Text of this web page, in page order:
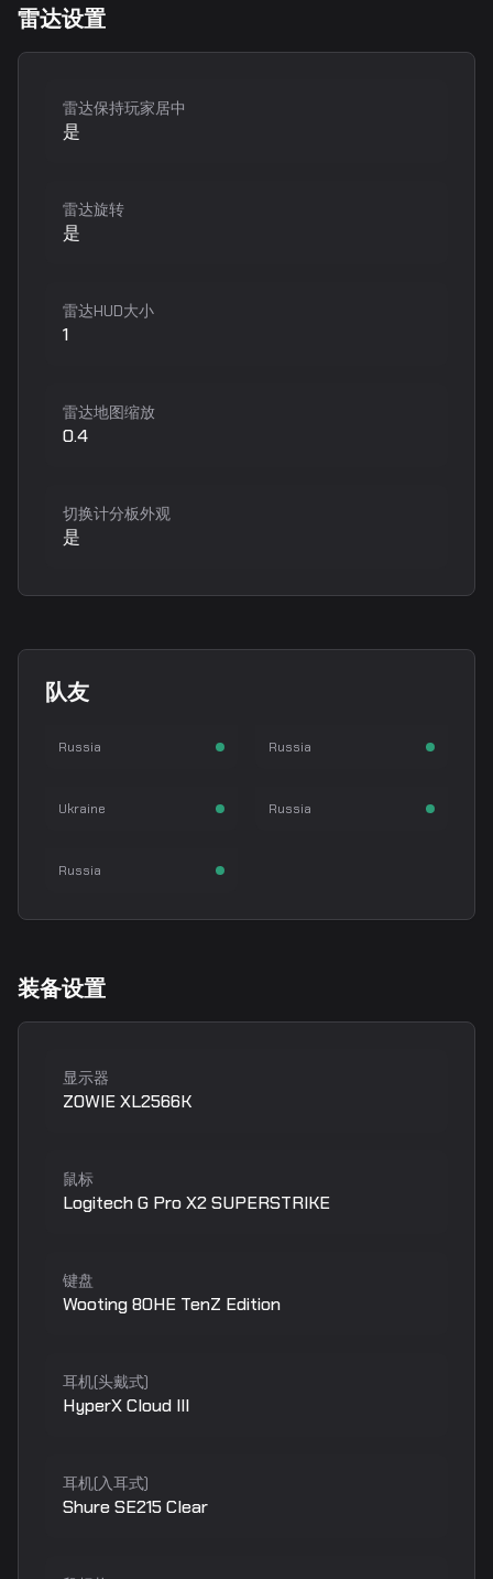
雷达设置
雷达保持玩家居中
是
雷达旋转
是
雷达HUD大小
1
雷达地图缩放
0.4
切换计分板外观
是
队友
步枪手
donk
Danil Kryshkovets
Russia 狙击手
Russia
步枪手
zont1x
Ukraine 步枪手
magixx
Russia
步枪手
chopper
Russia
装备设置
显示器
ZOWIE XL2566K
鼠标
Logitech G Pro X2 SUPERSTRIKE
键盘
Wooting 80HE TenZ Edition
耳机(头戴式)
HyperX Cloud III
耳机(入耳式)
Shure SE215 Clear